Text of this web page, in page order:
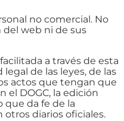
no comercial. No
web ni de sus
a través de esta
de las leyes, de las
actos que tengan que
el DOGC, la edición
da fe de la
diarios oficiales.